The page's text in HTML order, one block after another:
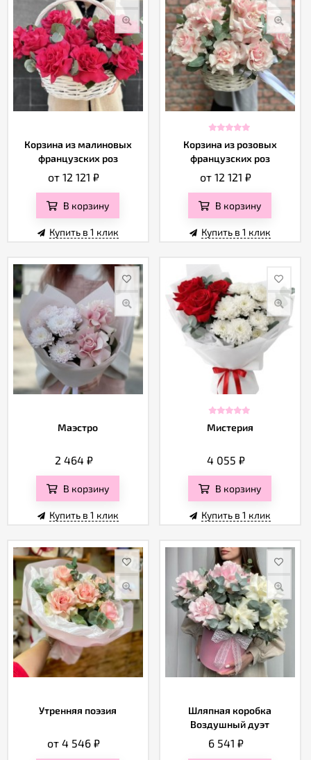
Корзина из малиновых
французских роз
от 12 121₽
В корзину
Купить в 1 клик
Корзина из розовых
французских роз
от 12 121₽
В корзину
Купить в 1 клик
Маэстро
2 464 ₽
В корзину
Купить в 1 клик
Мистерия
4 055 ₽
В корзину
Купить в 1 клик
Утренняя поэзия
от 4 546₽
Шляпная коробка
Воздушный дуэт
6 541 ₽